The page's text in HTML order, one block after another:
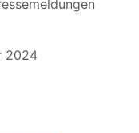
2024